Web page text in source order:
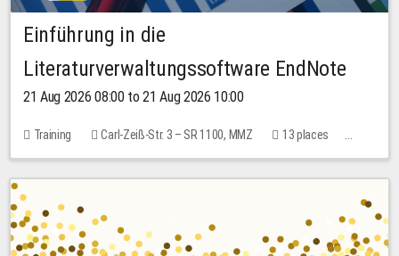
Einführung in die
Literaturverwaltungssoftware EndNote
21 Aug 2026 08:00 to 21 Aug 2026 10:00
Training Carl-Zeiß-Str. 3 – SR 1100, MMZ
13 places
10.00 EUR